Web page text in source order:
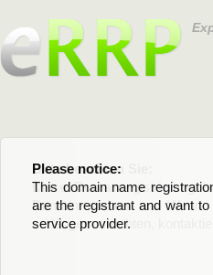
Please notice:
This domain name
are the registrant and want
service provider.
Bitte beachten Sie:
Diese Domainregistrierung
Domain stehen an. Wenn
verlängern möchten,